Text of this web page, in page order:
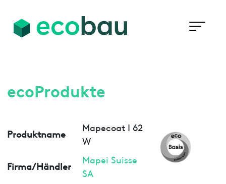
ecoProdukte
Produktname
Mapecoat I 62
W
Firma/Händler
Mapei Suisse
SA